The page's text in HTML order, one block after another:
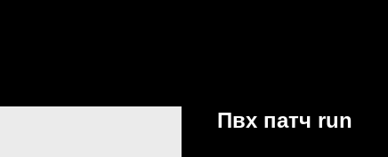
Пвх патч run